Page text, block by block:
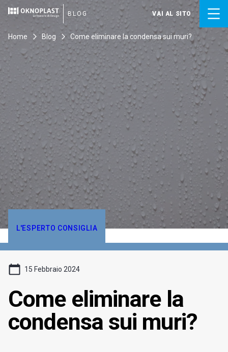
content
BLOG VAI AL SITO
Home Blog Come eliminare la condensa sui muri?
L'ESPERTO CONSIGLIA
15 Febbraio 2024
Come eliminare la
condensa sui muri?